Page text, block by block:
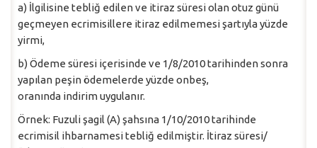
a) İlgilisine tebliğ edilen ve itiraz süresi olan otuz günü
geçmeyen ecrimisillere itiraz edilmemesi şartıyla yüzde
yirmi,
b) Ödeme süresi içerisinde ve 1/8/2010 tarihinden sonra
yapılan peşin ödemelerde yüzde onbeş,
oranında indirim uygulanır.
Örnek: Fuzuli şagil (A) şahsına 1/10/2010 tarihinde
ecrimisil ihbarnamesi tebliğ edilmiştir. İtiraz süresi/